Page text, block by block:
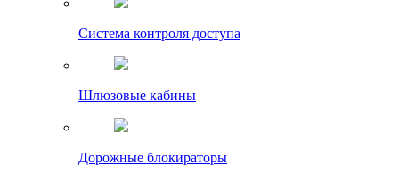
Система контроля доступа
Шлюзовые кабины
Дорожные блокираторы